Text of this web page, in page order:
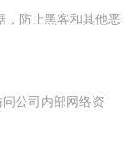
，防止黑客和其他恶
公司内部网络资